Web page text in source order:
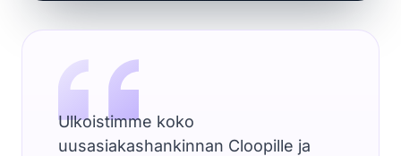
Ulkoistimme koko
uusasiakashankinnan Cloopille ja